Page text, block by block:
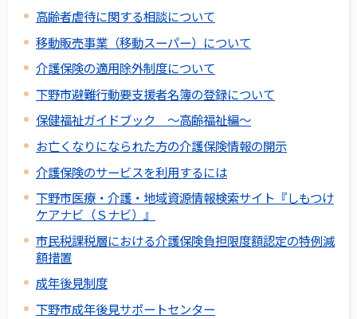
高齢者虐待に関する相談について
移動販売事業（移動スーパー）について
介護保険の適用除外制度について
下野市避難行動要支援者名簿の登録について
保健福祉ガイドブック ～高齢福祉編～
お亡くなりになられた方の介護保険情報の開示
介護保険のサービスを利用するには
下野市医療・介護・地域資源情報検索サイト『しもつけ
ケアナビ（Ｓナビ）』
市民税課税層における介護保険負担限度額認定の特例減
額措置
成年後見制度
下野市成年後見サポートセンター